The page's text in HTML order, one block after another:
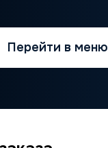
Перейти в меню